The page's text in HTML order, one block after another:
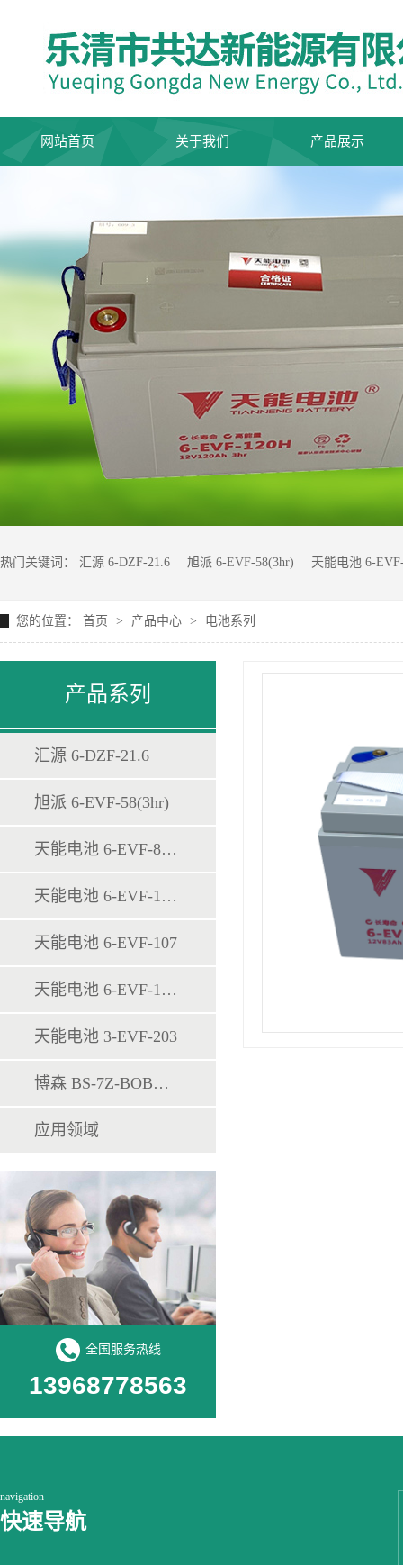
网站首页 关于我们 产品展示
热门关键词： 汇源 6-DZF-21.6 旭派 6-EVF-58(3hr) 天能电池 6-
您的位置： 首页 > 产品中心 > 电池系列
产品系列
汇源 6-DZF-21.6
旭派 6-EVF-58(3hr)
天能电池 6-EVF-83H
天能电池 6-EVF-103H
天能电池 6-EVF-107
天能电池 6-EVF-120H
天能电池 3-EVF-203
博森 BS-7Z-BOBA-H-00024
应用领域
全国服务热线
13968778563
navigation
快速导航